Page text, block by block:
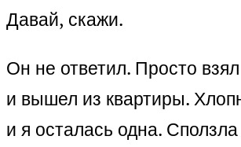
Давай, скажи.
Он не ответил. Просто
и вышел из квартиры.
и я осталась одна.